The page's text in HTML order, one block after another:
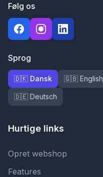
Følg os
Sprog
🇩🇰 Dansk 🇬🇧 English
🇩🇪 Deutsch
Hurtige links
Opret webshop
Features